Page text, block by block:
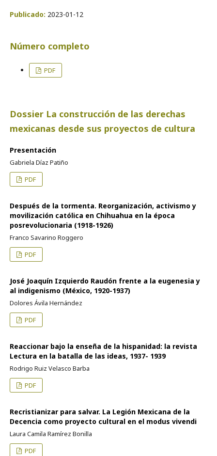
Publicado: 2023-01-12
Número completo
PDF
Dossier La construcción de las derechas
mexicanas desde sus proyectos de cultura
Presentación
Gabriela Díaz Patiño
PDF
Después de la tormenta. Reorganización, activismo y
movilización católica en Chihuahua en la época
posrevolucionaria (1918-1926)
Franco Savarino Roggero
PDF
José Joaquín Izquierdo Raudón frente a la eugenesia y
al indigenismo (México, 1920-1937)
Dolores Ávila Hernández
PDF
Reaccionar bajo la enseña de la hispanidad: la revista
Lectura en la batalla de las ideas, 1937- 1939
Rodrigo Ruiz Velasco Barba
PDF
Recristianizar para salvar. La Legión Mexicana de la
Decencia como proyecto cultural en el modus vivendi
Laura Camila Ramírez Bonilla
PDF